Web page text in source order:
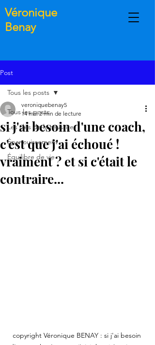
Véronique
Benay
Post
Tous les posts
Les clés de la réussite
Épanouissement
Équilibre de vie
Tous les posts
si j'ai besoin d'une coach,
c'est que j'ai échoué !
vraiment ? et si c'était le
contraire...
veroniquebenay5
14 mai 2 min de lecture
copyright Véronique BENAY : si j'ai besoin